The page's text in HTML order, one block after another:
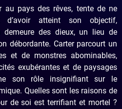
au pays des rêves, tente de ne
atteint son objectif,
demeure des dieux, un lieu de
débordante. Carter parcourt un
et de monstres abominables,
exubérantes et de paysages
son rôle insignifiant sur le
Quelles sont les raisons de
de soi est terrifiant et mortel ?